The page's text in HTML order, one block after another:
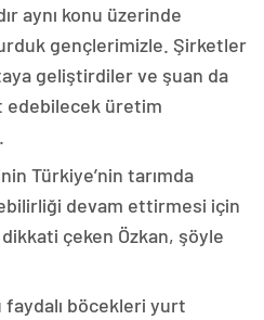
aynı konu üzerinde
gençlerimizle. Şirketler
geliştirdiler ve şuan da
edebilecek üretim
Türkiye’nin tarımda
devam ettirmesi için
çeken Özkan, şöyle
faydalı böcekleri yurt